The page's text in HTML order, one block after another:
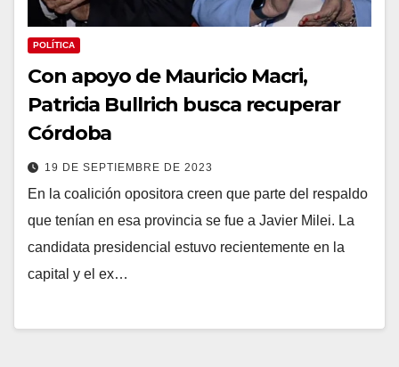
POLÍTICA
Con apoyo de Mauricio Macri,
Patricia Bullrich busca recuperar
Córdoba
19 DE SEPTIEMBRE DE 2023
En la coalición opositora creen que parte del respaldo
que tenían en esa provincia se fue a Javier Milei. La
candidata presidencial estuvo recientemente en la
capital y el ex…